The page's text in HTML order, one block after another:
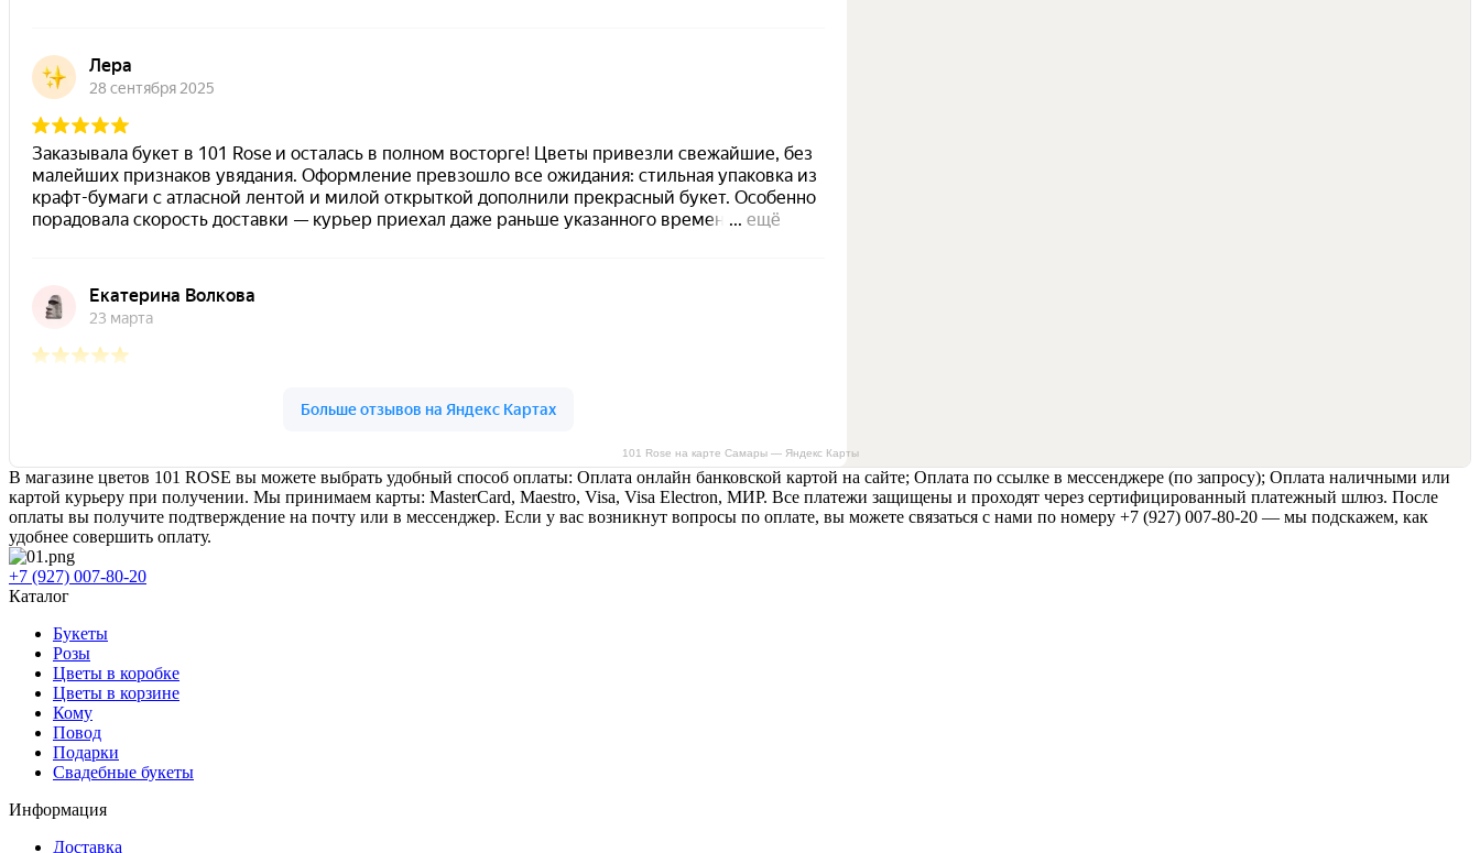
101 Rose на карте Самары — Яндекс Карты
В магазине цветов 101 ROSE вы можете выбрать удобный способ оплаты: Оплата онлайн банковской картой на сайте; Оплата по ссылке в мессенджере (по запросу); Оплата наличными или
картой курьеру при получении. Мы принимаем карты: MasterCard, Maestro, Visa, Visa Electron, МИР. Все платежи защищены и проходят через сертифицированный платежный шлюз. После
оплаты вы получите подтверждение на почту или в мессенджер. Если у вас возникнут вопросы по оплате, вы можете связаться с нами по номеру +7 (927) 007-80-20 — мы подскажем, как
удобнее совершить оплату.
+7 (927) 007-80-20
Каталог
Букеты
Розы
Цветы в коробке
Цветы в корзине
Кому
Повод
Подарки
Свадебные букеты
Информация
Доставка